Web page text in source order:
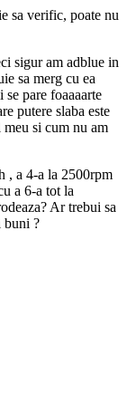
sa verific, poate nu
sigur am adblue in
sa merg cu ea
pare foaaaarte
putere slaba este
meu si cum nu am
, a 4-a la 2500rpm
a 6-a tot la
Ar trebui sa
buni ?